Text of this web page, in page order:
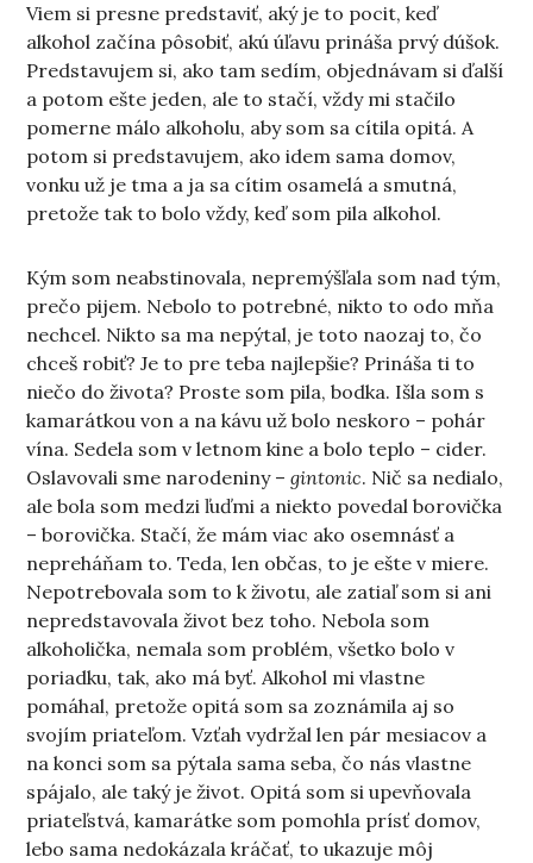
Viem si presne predstaviť, aký je to pocit, keď
alkohol začína pôsobiť, akú úľavu prináša prvý dúšok.
Predstavujem si, ako tam sedím, objednávam si ďalší
a potom ešte jeden, ale to stačí, vždy mi stačilo
pomerne málo alkoholu, aby som sa cítila opitá. A
potom si predstavujem, ako idem sama domov,
vonku už je tma a ja sa cítim osamelá a smutná,
pretože tak to bolo vždy, keď som pila alkohol.
Kým som neabstinovala, nepremýšľala som nad tým,
prečo pijem. Nebolo to potrebné, nikto to odo mňa
nechcel. Nikto sa ma nepýtal, je toto naozaj to, čo
chceš robiť? Je to pre teba najlepšie? Prináša ti to
niečo do života? Proste som pila, bodka. Išla som s
kamarátkou von a na kávu už bolo neskoro – pohár
vína. Sedela som v letnom kine a bolo teplo – cider.
Oslavovali sme narodeniny –gintonic. Nič sa nedialo,
ale bola som medzi ľuďmi a niekto povedal borovička
– borovička. Stačí, že mám viac ako osemnásť a
nepreháňam to. Teda, len občas, to je ešte v miere.
Nepotrebovala som to k životu, ale zatiaľ som si ani
nepredstavovala život bez toho. Nebola som
alkoholička, nemala som problém, všetko bolo v
poriadku, tak, ako má byť. Alkohol mi vlastne
pomáhal, pretože opitá som sa zoznámila aj so
svojím priateľom. Vzťah vydržal len pár mesiacov a
na konci som sa pýtala sama seba, čo nás vlastne
spájalo, ale taký je život. Opitá som si upevňovala
priateľstvá, kamarátke som pomohla prísť domov,
lebo sama nedokázala kráčať, to ukazuje môj